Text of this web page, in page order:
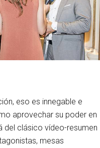
eso es innegable e
aprovechar su poder en
del clásico vídeo-resumen
mesas